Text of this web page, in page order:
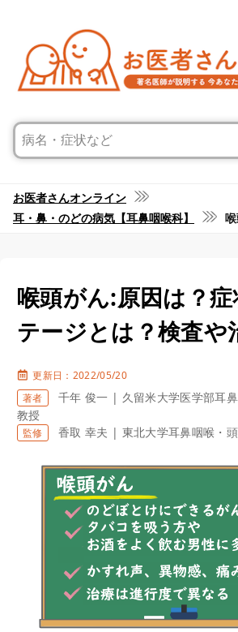
お医者さんオンライン
耳・鼻・のどの病気【耳鼻咽喉科】
喉頭がん:原因は？
テージとは？検査や
更新日：2022/05/20
著者
千年 俊一 | 久留米大学医学部耳
教授
監修 香取 幸夫 | 東北大学耳鼻咽喉・